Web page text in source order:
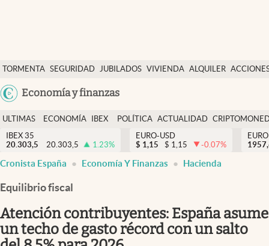
TORMENTA SEGURIDAD JUBILADOS VIVIENDA ALQUILER
Economía y finanzas
Economía y finanzas
Política
Actualidad
Criptomonedas
España
ULTIMAS
NOTICIAS
ECONOMÍA
FINANZAS
IBEX
EURO
POLÍTICA ACTUALIDAD
IBEX 35
20.303,5
20.303,5 1.23%
EURO-USD
$ 1,15 $ 1,15 -0.07%
Cronista España Economía Y Finanzas Hacienda
Equilibrio fiscal
Atención contribuyentes: España asume
un techo de gasto récord con un salto